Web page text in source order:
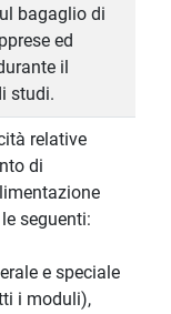
bagaglio di
ed
il
studi.
relative
di
seguenti:
e speciale
i moduli),